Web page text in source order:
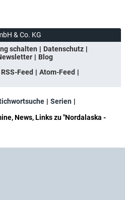
& Co. KG
schalten
Datenschutz
Blog
RSS-Feed
Atom-Feed
Serien
News, Links zu "Nordalaska -